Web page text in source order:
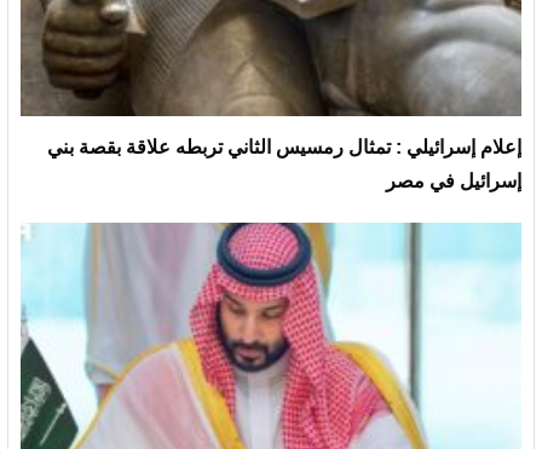
إعلام إسرائيلي : تمثال رمسيس الثاني تربطه علاقة بقصة بني
إسرائيل في مصر